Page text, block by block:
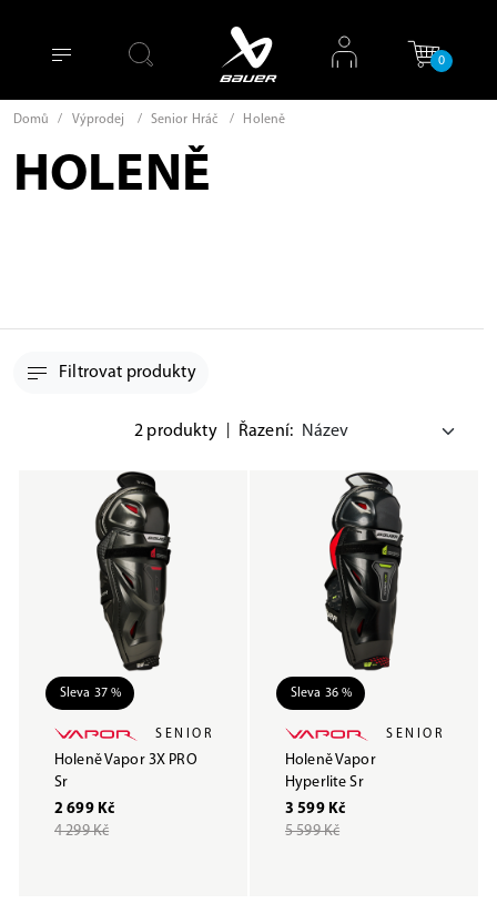
0
Domů / Výprodej / Senior Hráč / Holeně
HOLENĚ
Filtrovat produkty
2 produkty Řazení:
Sleva 37 %
SENIOR
Holeně Vapor 3X PRO
Sr
2 699 Kč
4 299 Kč
Sleva 36 %
SENIOR
Holeně Vapor
Hyperlite Sr
3 599 Kč
5 599 Kč